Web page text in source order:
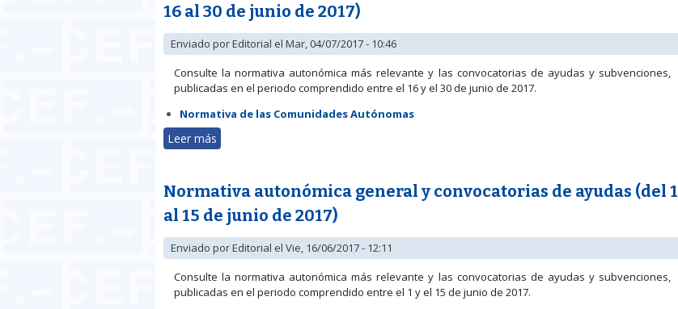
16 al 30 de junio de 2017)
Enviado porEditorial el Mar, 04/07/2017 - 10:46
Consulte la normativa autonómica más relevante y las convocatorias de ayudas y subvenciones,
publicadas en el periodo comprendido entre el 16 y el 30 de junio de 2017.
Normativa de las Comunidades Autónomas
Leer más
Normativa autonómica general y convocatorias de ayudas (del 1
al 15 de junio de 2017)
Enviado porEditorial el Vie, 16/06/2017 - 12:11
Consulte la normativa autonómica más relevante y las convocatorias de ayudas y subvenciones,
publicadas en el periodo comprendido entre el 1 y el 15 de junio de 2017.